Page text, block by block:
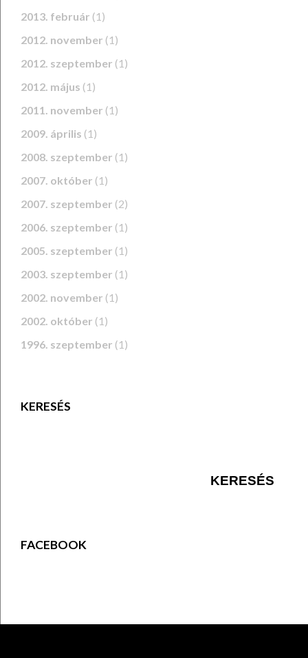
2013. február (1)
2012. november (1)
2012. szeptember (1)
2012. május (1)
2011. november (1)
2009. április (1)
2008. szeptember (1)
2007. október (1)
2007. szeptember (2)
2006. szeptember (1)
2005. szeptember (1)
2003. szeptember (1)
2002. november (1)
2002. október (1)
1996. szeptember (1)
KERESÉS
FACEBOOK